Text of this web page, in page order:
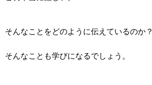
そんなことをどのように伝えているのか？
そんなことも学びになるでしょう。